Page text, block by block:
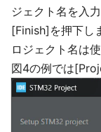
ジェクト名を入
[Finish]を押下し
ロジェクト名は
図4の例では